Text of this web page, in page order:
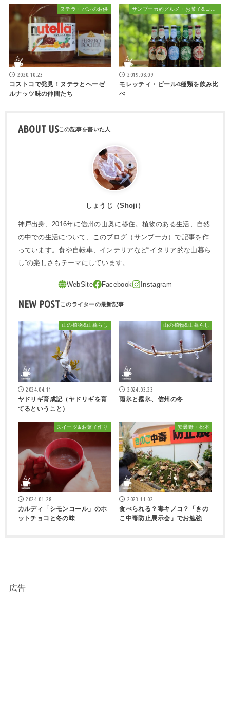
ヌテラ・パンのお供
2020.10.23
コストコで発見！ヌテラとヘーゼ
ルナッツ味の仲間たち
2019.08.09
モレッティ・ビール4種類を飲み比
べ
ABOUT US
しょうじ（Shoji）
神戸出身、2016年に信州の山奥に移住。植物のある生活、自然
の中での生活について、このブログ（サンブーカ）で記事を作
っています。食や自転車、インテリアなど“イタリア的な山暮ら
し”の楽しさもテーマにしています。
NEW POST
山の植物&山暮らし
2024.04.11
ヤドリギ育成記（ヤドリギを育
てるということ）
山の植物&山暮らし
2024.03.23
雨氷と霧氷、信州の冬
スイーツ&お菓子作り
2024.01.28
カルディ「シモンコール」のホ
ットチョコと冬の味
安曇野・松本
2023.11.02
食べられる？毒キノコ？「きの
こ中毒防止展示会」でお勉強
広告